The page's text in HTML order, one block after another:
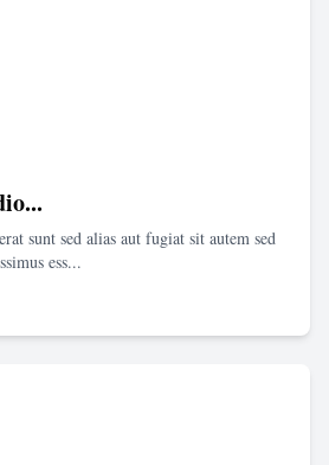
sunt sed alias aut fugiat sit autem sed
ess...